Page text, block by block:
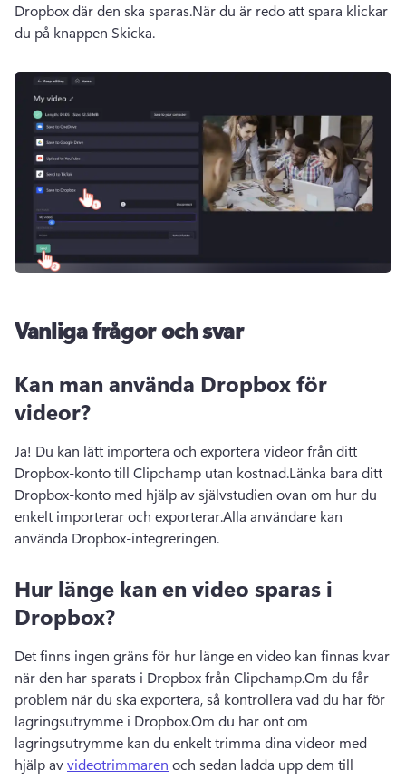
Dropbox där den ska sparas.När du är redo att spara klickar
du på knappen Skicka.
Vanliga frågor och svar
Kan man använda Dropbox för
videor?
Ja! Du kan lätt importera och exportera videor från ditt
Dropbox-konto till Clipchamp utan kostnad.Länka bara ditt
Dropbox-konto med hjälp av självstudien ovan om hur du
enkelt importerar och exporterar.Alla användare kan
använda Dropbox-integreringen.
Hur länge kan en video sparas i
Dropbox?
Det finns ingen gräns för hur länge en video kan finnas kvar
när den har sparats i Dropbox från Clipchamp.Om du får
problem när du ska exportera, så kontrollera vad du har för
lagringsutrymme i Dropbox.Om du har ont om
lagringsutrymme kan du enkelt trimma dina videor med
hjälp av videotrimmaren och sedan ladda upp dem till